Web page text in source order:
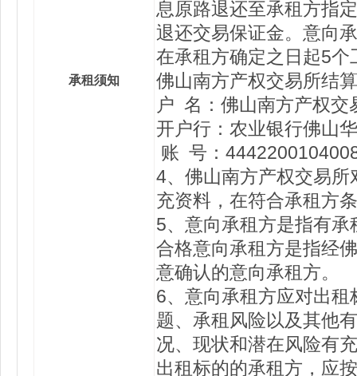
承租须知
息原路退还至承租方指
退还交易保证金。意向
在承租方确定之日起5
佛山南方产权交易所结
户 名：佛山南方产权交
开户行：农业银行佛山
账 号：
4、佛山南方产权交易
充资料，在符合承租方
5、意向承租方是指有
合格意向承租方是指经
意确认的意向承租方。
6、意向承租方应对出
题、承租风险以及其他
况、现状和潜在风险有
出租标的的承租方，应